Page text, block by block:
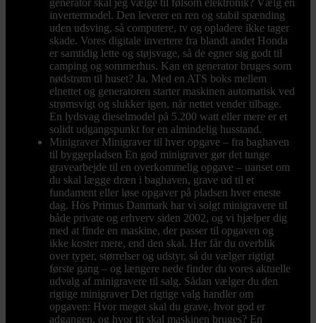
generator skal jeg vælge til følsom elektronik? Vælg en
invertermodel. Den leverer en ren og stabil spænding
uden udsving, så computere, tv og opladere ikke tager
skade. Vores digitale invertere fra blandt andet Honda
er samtidig lette og støjsvage, så de egner sig godt til
camping og sommerhus. Kan en generator bruges som
nødstrøm til huset? Ja. Med en ATS boks mellem
elnettet og generatoren starter maskinen automatisk ved
strømsvigt og slukker igen, når nettet vender tilbage.
En lydsvag dieselmodel på 5.200 watt eller mere er et
solidt udgangspunkt for en almindelig husstand.
Minigraver Minigraver til hver opgave – fra baghaven
til byggepladsen En god minigraver gør det tunge
gravearbejde til en overkommelig opgave – uanset om
du skal lægge dræn i baghaven, grave ud til et
fundament eller løse opgaver på pladsen hver eneste
dag. Hos Primus Danmark har vi solgt minigravere til
både private og erhverv siden 2002, og vi hjælper dig
med at finde en maskine, der passer til opgaven og
ikke koster mere, end den skal. Her får du overblik
over typer, størrelser og udstyr, så du vælger rigtigt
første gang – og længere nede finder du vores aktuelle
udvalg af minigravere til salg. Sådan vælger du den
rigtige minigraver Det rigtige valg handler om
opgaven: Hvor meget skal du grave, hvor god er
adgangen, og hvor tit skal maskinen bruges? En